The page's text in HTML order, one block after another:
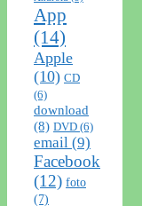
App
(14)
Apple
(10) CD
(6)
download
(8) DVD (6)
email (9)
Facebook
(12) foto
(7)